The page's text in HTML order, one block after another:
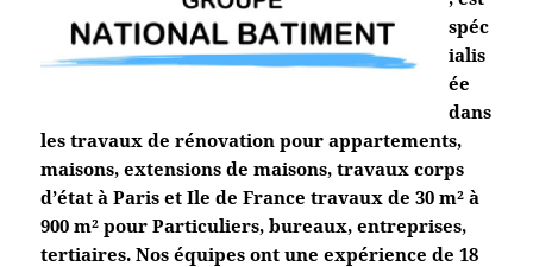
spéc
ialis
ée
dans
les travaux de rénovation pour appartements,
maisons, extensions de maisons, travaux corps
d’état à Paris et Ile de France travaux de 30 m² à
900 m² pour Particuliers, bureaux, entreprises,
tertiaires. Nos équipes ont une expérience de 18